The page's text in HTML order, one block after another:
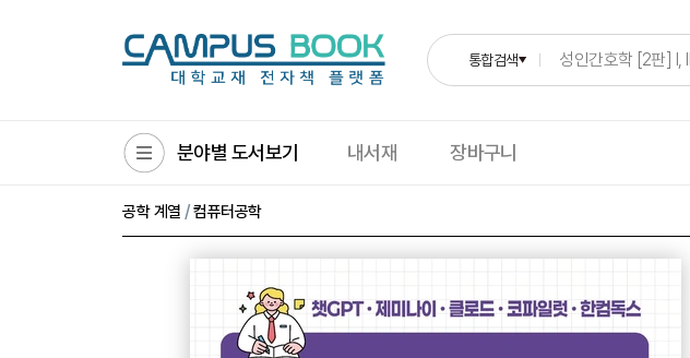
통합검색
분야별 도서보기 내서재 장바구니
공학 계열 /컴퓨터공학